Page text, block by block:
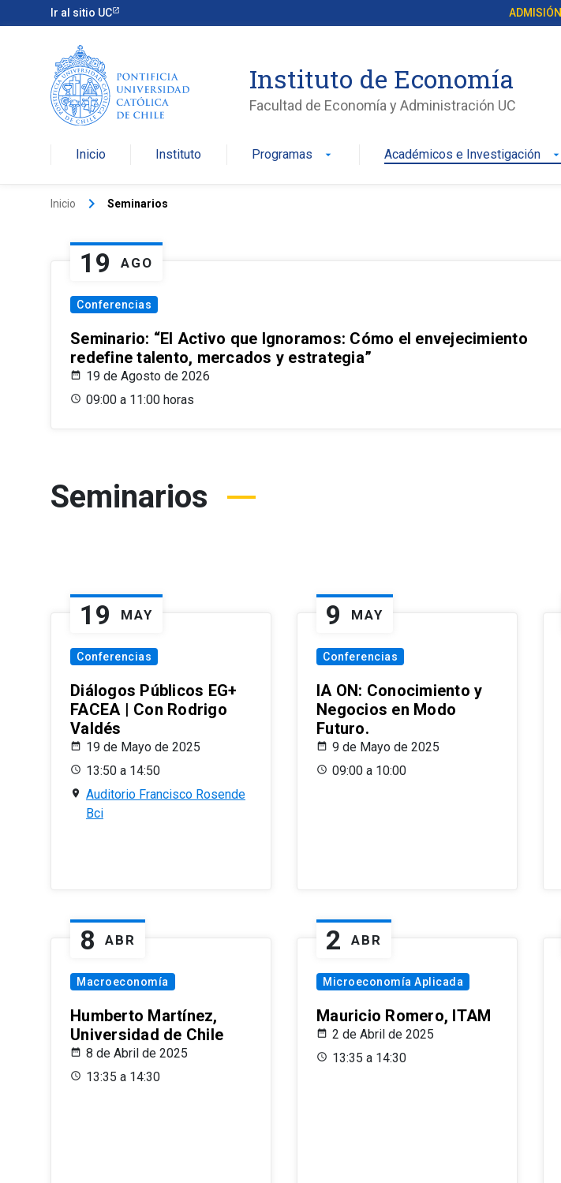
Ir al sitio UC ADMISIÓN
Instituto de Economía
Facultad de Economía y Administración UC
Inicio Instituto Programas arrow_drop_down Académicos e Investigación arrow_drop_down
Inicio keyboard_arrow_right Seminarios
19 AGO
Conferencias
Seminario: “El Activo que Ignoramos: Cómo el envejecimiento
redefine talento, mercados y estrategia”
19 de Agosto de 2026
09:00 a 11:00 horas
Seminarios
19 MAY
Conferencias
Diálogos Públicos EG+
FACEA | Con Rodrigo
Valdés
19 de Mayo de 2025
13:50 a 14:50
Auditorio Francisco Rosende
Bci
9 MAY
Conferencias
IA ON: Conocimiento y
Negocios en Modo
Futuro.
9 de Mayo de 2025
09:00 a 10:00
8 ABR
Macroeconomía
Humberto Martínez,
Universidad de Chile
8 de Abril de 2025
13:35 a 14:30
2 ABR
Microeconomía Aplicada
Mauricio Romero, ITAM
2 de Abril de 2025
13:35 a 14:30